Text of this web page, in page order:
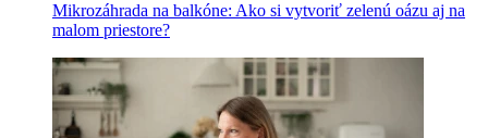
Mikrozáhrada na balkóne: Ako si vytvoriť zelenú oázu aj na
malom priestore?